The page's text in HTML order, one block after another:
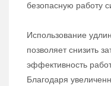
безопасную работу
Использование
позволяет снизить
эффективность
Благодаря